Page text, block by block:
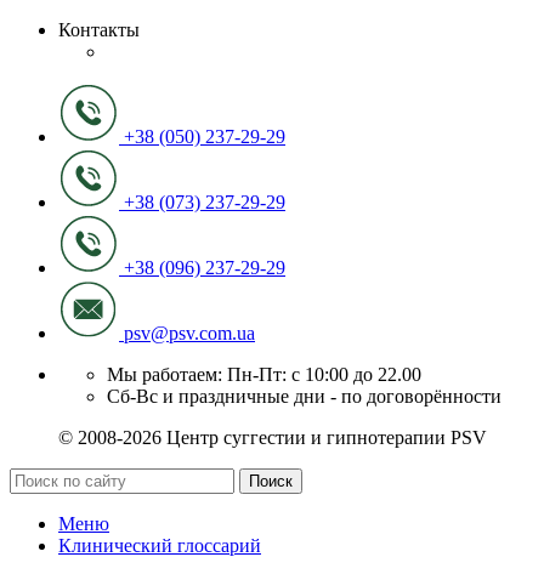
Контакты
+38 (050) 237-29-29
+38 (073) 237-29-29
+38 (096) 237-29-29
psv@psv.com.ua
Мы работаем: Пн-Пт: с 10:00 до 22.00
Сб-Вс и праздничные дни - по договорённости
© 2008-2026 Центр суггестии и гипнотерапии PSV
Поиск
Меню
Клинический глоссарий